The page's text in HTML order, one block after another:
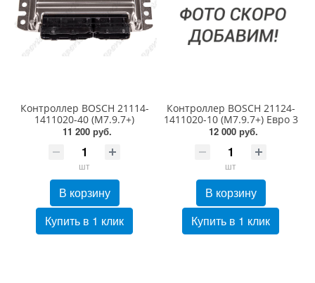
Контроллер BOSCH 21114-
1411020-40 (M7.9.7+)
11 200 руб.
шт
В корзину
Купить в 1 клик
Контроллер BOSCH 21124-
1411020-10 (M7.9.7+) Евро 3
12 000 руб.
шт
В корзину
Купить в 1 клик